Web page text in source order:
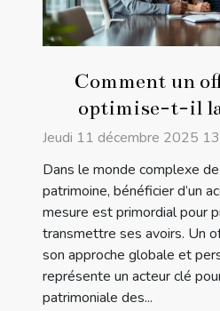
Comment un
optimise-t-il la
Jeudi 11 décembre 2025
Dans le monde complexe
patrimoine, bénéficier d’un
mesure est primordial pour
transmettre ses avoirs. Un
son approche globale et
représente un acteur clé
patrimoniale des...